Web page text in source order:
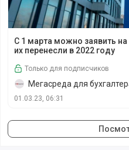
С 1 марта можно заявить
их перенесли в 2022 году
Только для подписчиков
Мегасреда для
01.03.23, 06:31